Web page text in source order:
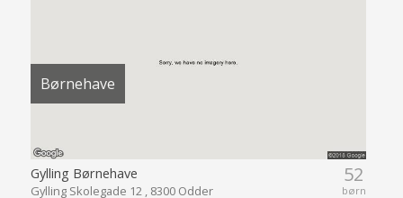
Børnehave
52
børn
Gylling Børnehave
Gylling Skolegade 12 , 8300 Odder